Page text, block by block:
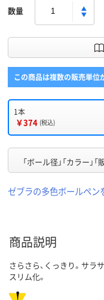
数量
この商品は複数の販売単位
1本
￥374 (税込)
「ボール径」「カラー」
ゼブラの多色ボールペン
商品説明
さらさら、くっきり。サラ
スリム化。